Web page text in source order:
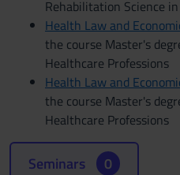
Rehabilitation Science
Health Law and
the course Master's
Healthcare Professions
Health Law and
the course Master's
Healthcare Professions
Seminars 0